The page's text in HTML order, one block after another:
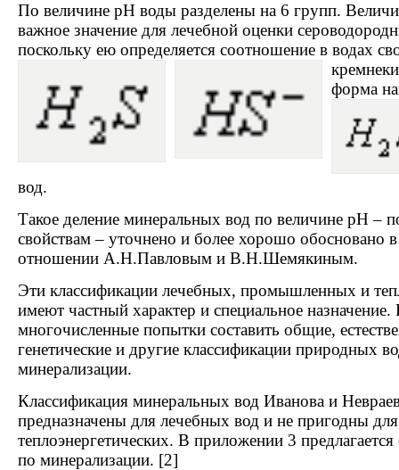
По величине pH воды разделены на 6 групп.
важное значение для лечебной оценки
поскольку ею определяется соотношение в водах
форма
вод.
Такое деление минеральных вод по величине pH –
свойствам – уточнено и более хорошо обосновано
отношении А.Н.Павловым и В.Н.Шемякиным.
Эти классификации лечебных, промышленных и
имеют частный характер и специальное назначение.
многочисленные попытки составить общие,
генетические и другие классификации природных
минерализации.
Классификация минеральных вод Иванова и
предназначены для лечебных вод и не пригодны
теплоэнергетических. В приложении 3
по минерализации. [2]